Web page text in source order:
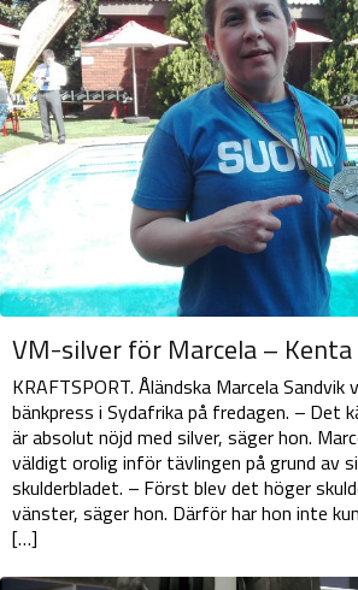
VM-silver för Marcela –
KRAFTSPORT. Åländska Marcela Sandvik
bänkpress i Sydafrika på fredagen. – Det
är absolut nöjd med silver, säger hon.
väldigt orolig inför tävlingen på grund av
skulderbladet. – Först blev det höger
vänster, säger hon. Därför har hon inte
[…]